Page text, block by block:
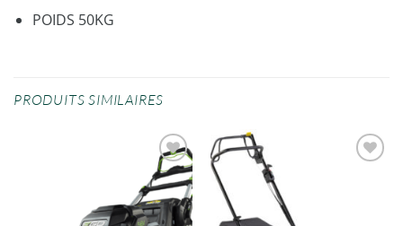
POIDS 50KG
PRODUITS SIMILAIRES
Ajouter
à la
wishlist